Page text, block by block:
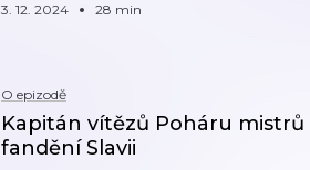
3. 12. 2024 28 min
O epizodě
Kapitán vítězů Poháru
fandění Slavii